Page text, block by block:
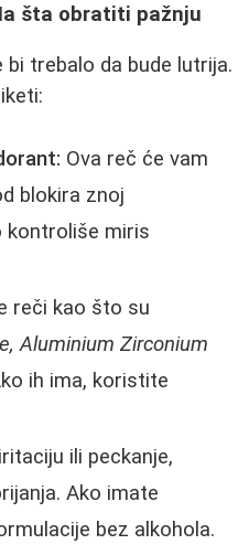
šta obratiti pažnju
bi trebalo da bude lutrija.
Ova reč će vam
blokira znoj
kontroliše miris
reči kao što su
Aluminium Zirconium
ih ima, koristite
ili peckanje,
Ako imate
bez alkohola.